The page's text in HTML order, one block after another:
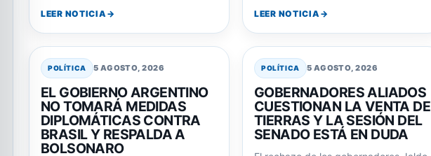
LEER NOTICIA
beneficios…
LEER NOTICIA
POLÍTICA 5 AGOSTO, 2026
EL GOBIERNO ARGENTINO
NO TOMARÁ MEDIDAS
DIPLOMÁTICAS CONTRA
BRASIL Y RESPALDA A
BOLSONARO
POLÍTICA 5 AGOSTO, 2026
GOBERNADORES ALIADOS
CUESTIONAN LA VENTA DE
TIERRAS Y LA SESIÓN DEL
SENADO ESTÁ EN DUDA